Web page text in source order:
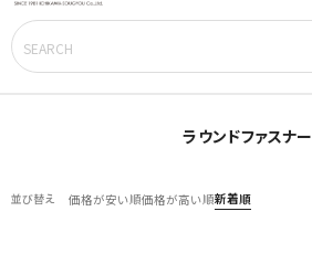
ラウンドファスナー
並び替え 価格が安い順価格が高い順新着順